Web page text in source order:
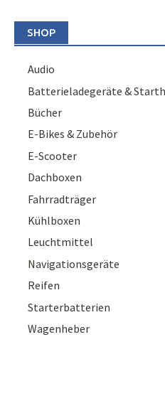
SHOP
Audio
Batterieladegeräte &
Bücher
E-Bikes & Zubehör
E-Scooter
Dachboxen
Fahrradträger
Kühlboxen
Leuchtmittel
Navigationsgeräte
Reifen
Starterbatterien
Wagenheber